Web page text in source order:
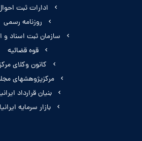
ادارات ثبت
روزنامه رسمی
سازمان ثبت اسناد و
قوه قضائیه
کانون وکلای
مرکزپژوهشهای
بنیان قرارداد
بازار سرمایه